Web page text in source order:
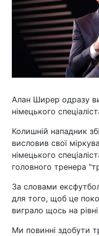
Алан Ширер одразу
німецького
Колишній нападник
висловив свої
німецького
головного тренера
За словами
для того, щоб це
виграло щось на рівні
Ми повинні здобути